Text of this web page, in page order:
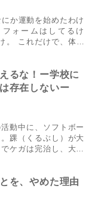
か運動を始めたわけ
ォームはしてるけ
。 これだけで、体脂
るな！ー学校に
存在しないー
動中に、ソフトボー
踝（くるぶし）が大
ケガは完治し、大事
を、やめた理由